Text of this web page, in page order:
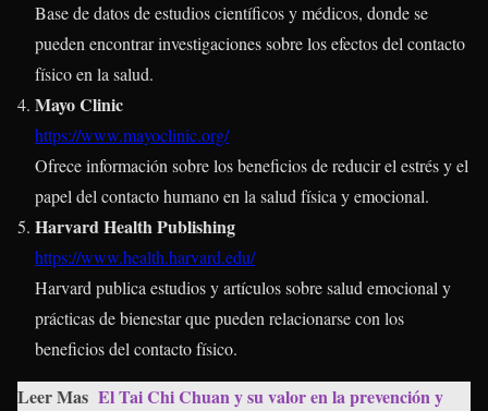
Base de datos de estudios científicos y médicos, donde se
pueden encontrar investigaciones sobre los efectos del contacto
físico en la salud.
Mayo Clinic
https://www.mayoclinic.org/
Ofrece información sobre los beneficios de reducir el estrés y el
papel del contacto humano en la salud física y emocional.
Harvard Health Publishing
https://www.health.harvard.edu/
Harvard publica estudios y artículos sobre salud emocional y
prácticas de bienestar que pueden relacionarse con los
beneficios del contacto físico.
Leer Mas El Tai Chi Chuan y su valor en la prevención y